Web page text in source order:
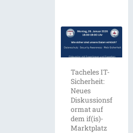
Tacheles IT-
Sicherheit:
Neues
Diskussionsf
ormat auf
dem if(is)-
Marktplatz